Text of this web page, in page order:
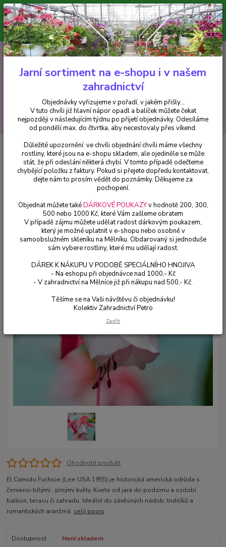
Minimální hodnota pro odeslání z e-shopu je 300 Kč.
V tuto chvíli již hlavní nápor objednávek opadl a balíček můžete čekat
nejpozději v následujícím týdnu po přijetí objednávky. Objednávky
vyřizujeme v pořadí, v jakém přišly...
CZK
Hledat
+420 602 223 614 0ks
za0 Kč
Fuchsie El Camido Fuchsie (Lee USA 1955) 225
El Camido Fuchsie (Lee USA
1955) 225
Ohodnotit produkt
El Camido Fuchsie (Lee USA 1955) je historická americká odrůda s
červeno-bílými , plnými květy. Kvete od jara do podzimu a ozdobí
balkon, terasu či zahradu. Ideální do závěsných nádob, truhlíků a
romantických aranžmá. celý popis
Dostupnost
Není skladem
Jarní sortiment na e-shopu i v našem
zahradnictví
Objednávky vyřizujeme v pořadí, v jakém přišly...
V tuto chvíli již hlavní nápor opadl a balíček můžete čekat
nejpozději v následujícím týdnu po přijetí objednávky. Odesíláme
od pondělí max. do čtvrtka, aby necestovaly přes víkend.
Důležité upozornění: ve chvíli objednání chvíli máme všechny
rostliny, které jsou na e-shopu skladem, ale ojediněle se může
stát, že při odeslání některá chybí. V tomto případě odečteme
chybějící položku z faktury. Pokud si přejete dopředu kontaktovat,
dejte nám to prosím vědět do poznámky. Děkujeme za
pochopení.
Objednat můžete takéDÁRKOVÉ POUKAZYv hodnotě 200, 300,
500 nebo 1000 Kč, které Vám zašleme obratem
V případě zájmu můžete udělat radost dárkovým poukazem,
který je možné uplatnit v e-shopu nebo osobně v
samoobslužném skleníku na Mělníku. Obdarovaný si jednoduše
sám vybere rostliny, které mu udělají radost.
DÁREK K NÁKUPU V PODOBĚ SPECIÁLNÍHO HNOJIVA
- Na eshopu při objednávce nad 1000,- Kč
- V zahradnictví na Mělníce již při nákupu nad 500,- Kč.
Těšíme se na Vaši návštěvu či objednávku!
Kolektiv Zahradnictví Petro
Zavřít